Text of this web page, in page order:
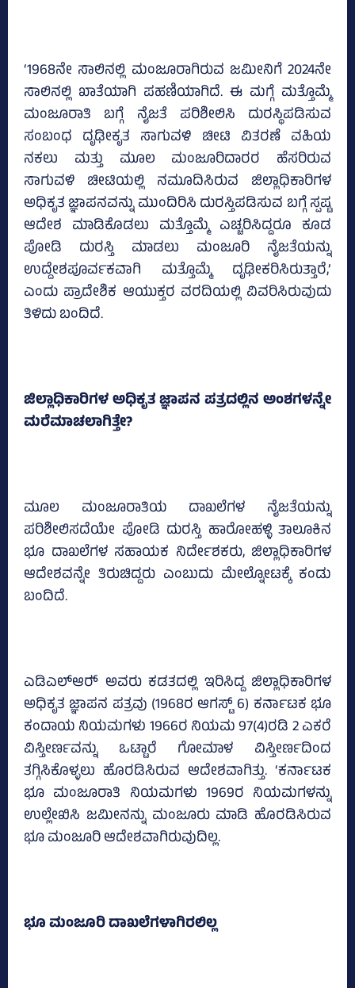
‘1968ನೇ ಸಾಲಿನಲ್ಲಿ ಮಂಜೂರಾಗಿರುವ ಜಮೀನಿಗೆ 2024ನೇ
ಸಾಲಿನಲ್ಲಿ ಖಾತೆಯಾಗಿ ಪಹಣಿಯಾಗಿದೆ. ಈ ಮಗ್ಗೆ ಮತ್ತೊಮ್ಮೆ
ಮಂಜೂರಾತಿ ಬಗ್ಗೆ ನೈಜತೆ ಪರಿಶೀಲಿಸಿ ದುರಸ್ಥಿಪಡಿಸುವ
ಸಂಬಂಧ ದೃಢೀಕೃತ ಸಾಗುವಳಿ ಚೀಟಿ ವಿತರಣೆ ವಹಿಯ
ನಕಲು ಮತ್ತು ಮೂಲ ಮಂಜೂರಿದಾರರ ಹೆಸರಿರುವ
ಸಾಗುವಳಿ ಚೀಟಿಯಲ್ಲಿ ನಮೂದಿಸಿರುವ ಜಿಲ್ಲಾಧಿಕಾರಿಗಳ
ಅಧಿಕೃತ ಜ್ಞಾಪನವನ್ನು ಮುಂದಿರಿಸಿ ದುರಸ್ತಿಪಡಿಸುವ ಬಗ್ಗೆ ಸ್ಪಷ್ಟ
ಆದೇಶ ಮಾಡಿಕೊಡಲು ಮತ್ತೊಮ್ಮೆ ಎಚ್ಚರಿಸಿದ್ದರೂ ಕೂಡ
ಪೋಡಿ ದುರಸ್ತಿ ಮಾಡಲು ಮಂಜೂರಿ ನೈಜತೆಯನ್ನು
ಉದ್ದೇಶಪೂರ್ವಕವಾಗಿ ಮತ್ತೊಮ್ಮೆ ದೃಢೀಕರಿಸಿರುತ್ತಾರೆ,’
ಎಂದು ಪ್ರಾದೇಶಿಕ ಆಯುಕ್ತರ ವರದಿಯಲ್ಲಿ ವಿವರಿಸಿರುವುದು
ತಿಳಿದು ಬಂದಿದೆ.
ಜಿಲ್ಲಾಧಿಕಾರಿಗಳ ಅಧಿಕೃತ ಜ್ಞಾಪನ ಪತ್ರದಲ್ಲಿನ ಅಂಶಗಳನ್ನೇ
ಮರೆಮಾಚಲಾಗಿತ್ತೇ?
ಮೂಲ ಮಂಜೂರಾತಿಯ ದಾಖಲೆಗಳ ನೈಜತೆಯನ್ನು
ಪರಿಶೀಲಿಸದೆಯೇ ಪೋಡಿ ದುರಸ್ತಿ ಹಾರೋಹಳ್ಳಿ ತಾಲೂಕಿನ
ಭೂ ದಾಖಲೆಗಳ ಸಹಾಯಕ ನಿರ್ದೇಶಕರು, ಜಿಲ್ಲಾಧಿಕಾರಿಗಳ
ಆದೇಶವನ್ನೇ ತಿರುಚಿದ್ದರು ಎಂಬುದು ಮೇಲ್ನೋಟಕ್ಕೆ ಕಂಡು
ಬಂದಿದೆ.
ಎಡಿಎಲ್‌ಆರ್‍‌ ಅವರು ಕಡತದಲ್ಲಿ ಇರಿಸಿದ್ದ ಜಿಲ್ಲಾಧಿಕಾರಿಗಳ
ಅಧಿಕೃತ ಜ್ಞಾಪನ ಪತ್ರವು (1968ರ ಆಗಸ್ಟ್‌ 6) ಕರ್ನಾಟಕ ಭೂ
ಕಂದಾಯ ನಿಯಮಗಳು 1966ರ ನಿಯಮ 97(4)ರಡಿ 2 ಎಕರೆ
ವಿಸ್ತೀರ್ಣವನ್ನು ಒಟ್ಟಾರೆ ಗೋಮಾಳ ವಿಸ್ತೀರ್ಣದಿಂದ
ತಗ್ಗಿಸಿಕೊಳ್ಳಲು ಹೊರಡಿಸಿರುವ ಆದೇಶವಾಗಿತ್ತು. ‘ಕರ್ನಾಟಕ
ಭೂ ಮಂಜೂರಾತಿ ನಿಯಮಗಳು 1969ರ ನಿಯಮಗಳನ್ನು
ಉಲ್ಲೇಖಿಸಿ ಜಮೀನನ್ನು ಮಂಜೂರು ಮಾಡಿ ಹೊರಡಿಸಿರುವ
ಭೂ ಮಂಜೂರಿ ಆದೇಶವಾಗಿರುವುದಿಲ್ಲ.
ಭೂ ಮಂಜೂರಿ ದಾಖಲೆಗಳಾಗಿರಲಿಲ್ಲ